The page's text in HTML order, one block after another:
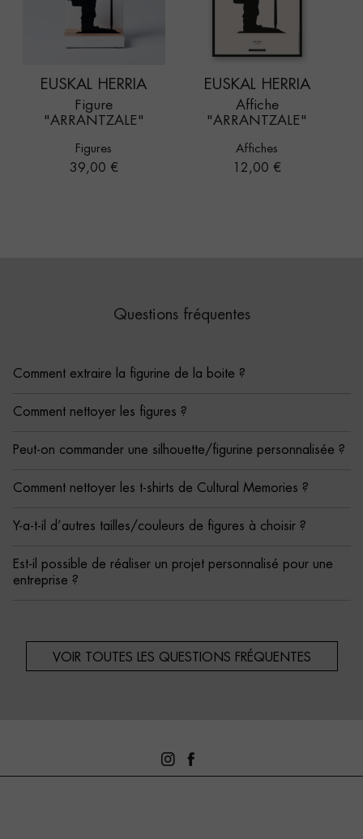
EUSKAL HERRIA
Figure
"ARRANTZALE"
Figures
Prix
39,00 €
EUSKAL HERRIA
Affiche
"ARRANTZALE"
Affiches
Prix
12,00 €
Questions fréquentes
Comment extraire la figurine de la boite ?
Comment nettoyer les figures ?
Peut-on commander une silhouette/figurine personnalisée ?
Comment nettoyer les t-shirts de Cultural Memories ?
Y-a-t-il d’autres tailles/couleurs de figures à choisir ?
Est-il possible de réaliser un projet personnalisé pour une
entreprise ?
VOIR TOUTES LES QUESTIONS FRÉQUENTES